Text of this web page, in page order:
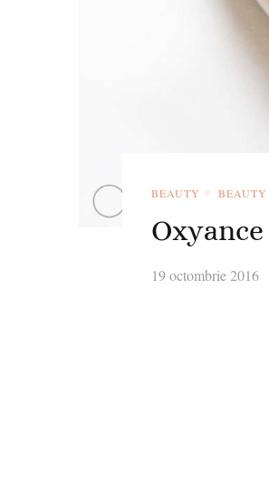
BEAUTY BEAUTY
19 octombrie 2016